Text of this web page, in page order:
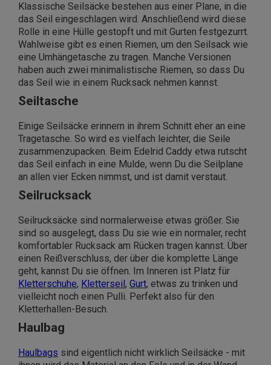
Klassische Seilsäcke bestehen aus einer Plane, in die
das Seil eingeschlagen wird. Anschließend wird diese
Rolle in eine Hülle gestopft und mit Gurten festgezurrt.
Wahlweise gibt es einen Riemen, um den Seilsack wie
eine Umhängetasche zu tragen. Manche Versionen
haben auch zwei minimalistische Riemen, so dass Du
das Seil wie in einem Rucksack nehmen kannst.
Seiltasche
Einige Seilsäcke erinnern in ihrem Schnitt eher an eine
Tragetasche. So wird es vielfach leichter, die Seile
zusammenzupacken. Beim Edelrid Caddy etwa rutscht
das Seil einfach in eine Mulde, wenn Du die Seilplane
an allen vier Ecken nimmst, und ist damit verstaut.
Seilrucksack
Seilrucksäcke sind normalerweise etwas größer. Sie
sind so ausgelegt, dass Du sie wie ein normaler, recht
komfortabler Rucksack am Rücken tragen kannst. Über
einen Reißverschluss, der über die komplette Länge
geht, kannst Du sie öffnen. Im Inneren ist Platz für
Kletterschuhe, Kletterseil , Gurt, etwas zu trinken und
vielleicht noch einen Pulli. Perfekt also für den
Kletterhallen-Besuch.
Haulbag
Haulbags sind eigentlich nicht wirklich Seilsäcke - mit